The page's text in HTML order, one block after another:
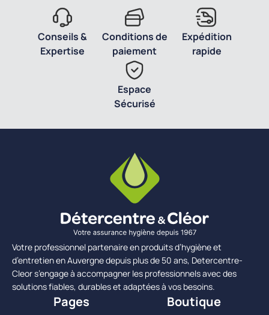
Conseils &
Expertise
Conditions de
paiement
Expédition
rapide
Espace
Sécurisé
Votre professionnel partenaire en produits d’hygiène et
d’entretien en Auvergne depuis plus de 50 ans, Detercentre-
Cleor s’engage à accompagner les professionnels avec des
solutions fiables, durables et adaptées à vos besoins.
Pages Boutique